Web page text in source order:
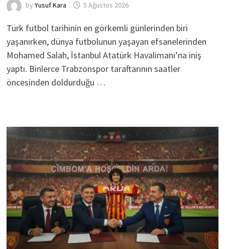
by Yusuf Kara 5 Ağustos 2026
Türk futbol tarihinin en görkemli günlerinden biri
yaşanırken, dünya futbolunun yaşayan efsanelerinden
Mohamed Salah, İstanbul Atatürk Havalimanı’na iniş
yaptı. Binlerce Trabzonspor taraftarının saatler
öncesinden doldurduğu …